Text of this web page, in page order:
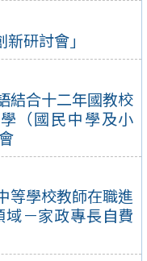
研討會」
結合十二年國教校
（國民中學及小
等學校教師在職進
－家政專長自費